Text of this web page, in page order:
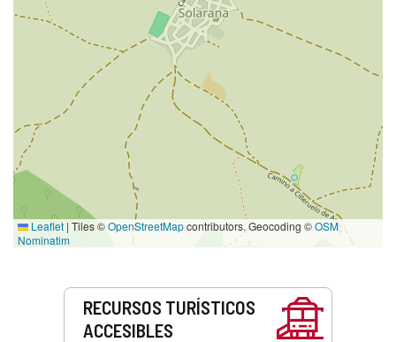
Leaflet | Tiles ©OpenStreetMapcontributors. Geocoding ©OSM
Nominatim
RECURSOS TURÍSTICOS
ACCESIBLES